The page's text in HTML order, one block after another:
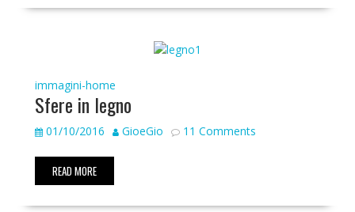
immagini-home
Sfere in legno
01/10/2016 GioeGio 11 Comments
READ MORE